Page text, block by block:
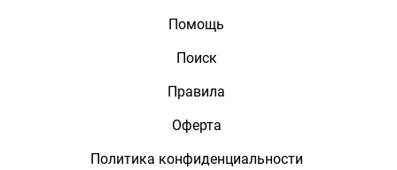
Помощь
Поиск
Правила
Оферта
Политика конфиденциальности